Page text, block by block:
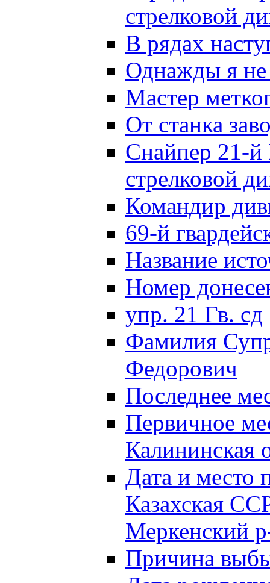
стрелковой
В рядах
Однажды я
Мастер
От станка
Снайпер 21-й
стрелковой
Командир
69-й
Название
Номер
упр. 21 Гв. сд
Фамилия
Федорович
Последнее
Первичное
Калининская
Дата и
Казахская
Меркенский
Причина